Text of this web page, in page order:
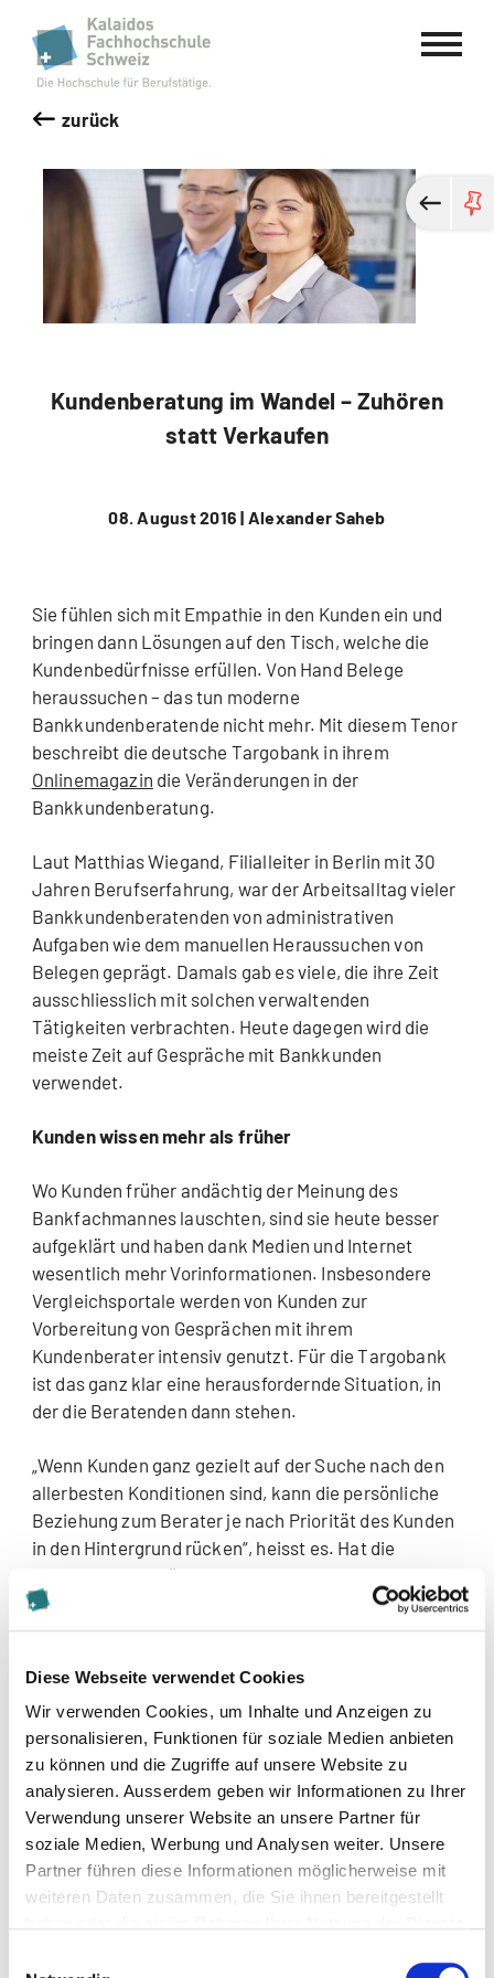
Diese Webseite verwendet Cookies
Wir verwenden Cookies, um Inhalte und Anzeigen zu
personalisieren, Funktionen für soziale Medien anbieten
zu können und die Zugriffe auf unsere Website zu
analysieren. Ausserdem geben wir Informationen zu Ihrer
Verwendung unserer Website an unsere Partner für
soziale Medien, Werbung und Analysen weiter. Unsere
Partner führen diese Informationen möglicherweise mit
weiteren Daten zusammen, die Sie ihnen bereitgestellt
Kalaidos Fachhochschule Schweiz
zurück
Kundenberatung im Wandel – Zuhören
statt Verkaufen
08. August 2016 | Alexander Saheb
Sie fühlen sich mit Empathie in den Kunden ein und
bringen dann Lösungen auf den Tisch, welche die
Kundenbedürfnisse erfüllen. Von Hand Belege
heraussuchen – das tun moderne
Bankkundenberatende nicht mehr. Mit diesem Tenor
beschreibt die deutsche Targobank in ihrem
Onlinemagazin die Veränderungen in der
Bankkundenberatung.
Laut Matthias Wiegand, Filialleiter in Berlin mit 30
Jahren Berufserfahrung, war der Arbeitsalltag vieler
Bankkundenberatenden von administrativen
Aufgaben wie dem manuellen Heraussuchen von
Belegen geprägt. Damals gab es viele, die ihre Zeit
ausschliesslich mit solchen verwaltenden
Tätigkeiten verbrachten. Heute dagegen wird die
meiste Zeit auf Gespräche mit Bankkunden
verwendet.
Kunden wissen mehr als früher
Wo Kunden früher andächtig der Meinung des
Bankfachmannes lauschten, sind sie heute besser
aufgeklärt und haben dank Medien und Internet
wesentlich mehr Vorinformationen. Insbesondere
Vergleichsportale werden von Kunden zur
Vorbereitung von Gesprächen mit ihrem
Kundenberater intensiv genutzt. Für die Targobank
ist das ganz klar eine herausfordernde Situation, in
der die Beratenden dann stehen.
„Wenn Kunden ganz gezielt auf der Suche nach den
allerbesten Konditionen sind, kann die persönliche
Beziehung zum Berater je nach Priorität des Kunden
in den Hintergrund rücken“, heisst es. Hat die
Konkurrenz ein günstigeres Angebot, werden
manche Kunden ohne weiteres dorthin wechseln.
Doch diese Unterschiede sind oftmals nur gering.
Dann können andere Faktoren ausschlaggebend
dafür sein, dass ein Kunde bei der Targobank bleibt.
Gut ist es dann, wenn das Beratungspersonal den
Kunden richtig versteht. Hier stehen Fähigkeiten wie
Empathie im Vordergrund und das Vermögen, die
Bedürfnisse des Kunden genau zu verstehen.